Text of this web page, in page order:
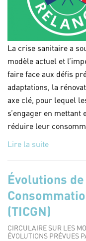
La crise sanitaire a
modèle actuel et
faire face aux défis
adaptations, la
axe clé, pour lequel
s’engager en
réduire leur
Lire la suite
Évolutions
(TICGN)
CIRCULAIRE SUR LES
ÉVOLUTIONS PRÉVUES